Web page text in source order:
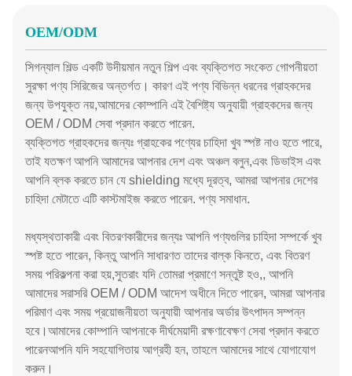
OEM/ODM
সিগন্যাল শিল্ড একটি উদীয়মান নতুন শিল্প এবং ব্যক্তিগত সংকেত গোপনীয়তা
সুরক্ষা পণ্য সিরিজের অন্তর্গত। কারণ এই পণ্য বিভিন্ন ধরনের গ্রাহকদের
জন্য উপযুক্ত নয়,আমাদের কোম্পানি এই বৈশিষ্ট্য অনুযায়ী গ্রাহকদের জন্য
OEM / ODM সেবা প্রদান করতে পারেন.
ব্যক্তিগত গ্রাহকদের জন্যঃ গ্রাহকের পণ্যের চাহিদা খুব স্পষ্ট নাও হতে পারে,
তাই যতক্ষণ আপনি আমাদের আপনার দেশ এবং অঞ্চল বলুন,এবং ডিভাইস এবং
আপনি ব্লক করতে চান যে shielding মধ্যে দূরত্ব, আমরা আপনার দেশের
চাহিদা মেটাতে এটি কাস্টমাইজ করতে পারেন. পণ্য সমাধান.
মধ্যস্থতাকারী এবং বিতরণকারীদের জন্যঃ আপনি পণ্যগুলির চাহিদা সম্পর্কে খুব
স্পষ্ট হতে পারেন, কিন্তু আপনি সাধারণত তাদের বাল্ক কিনতে, এবং বিতরণ
সময় পরিকল্পনা করা হয়,সুতরাং যদি তোমরা প্রমাণে সন্তুষ্ট হও,, আপনি
আমাদের সরাসরি OEM / ODM আদেশ অধীনে দিতে পারেন, আমরা আপনার
পরিমাণ এবং সময় প্রয়োজনীয়তা অনুযায়ী আপনার অর্ডার উৎপাদন সম্পন্ন
হবে।আমাদের কোম্পানি আপনাকে দীর্ঘমেয়াদী রক্ষণাবেক্ষণ সেবা প্রদান করতে
পারেনআপনি যদি সহযোগিতায় আগ্রহী হন, তাহলে আমাদের সাথে যোগাযোগ
করুন।